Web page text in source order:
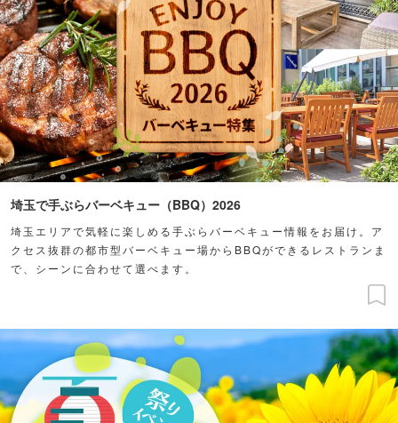
埼玉で手ぶらバーベキュー（BBQ）2026
埼玉エリアで気軽に楽しめる手ぶらバーベキュー情報をお届け。ア
クセス抜群の都市型バーベキュー場からBBQができるレストランま
で、シーンに合わせて選べます。